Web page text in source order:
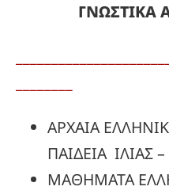
ΓΝΩΣΤΙΚΑ
ΑΡΧΑΙΑ
ΠΑΙΔΕΙΑ ΙΛΙΑΣ
ΜΑΘΗΜΑΤΑ